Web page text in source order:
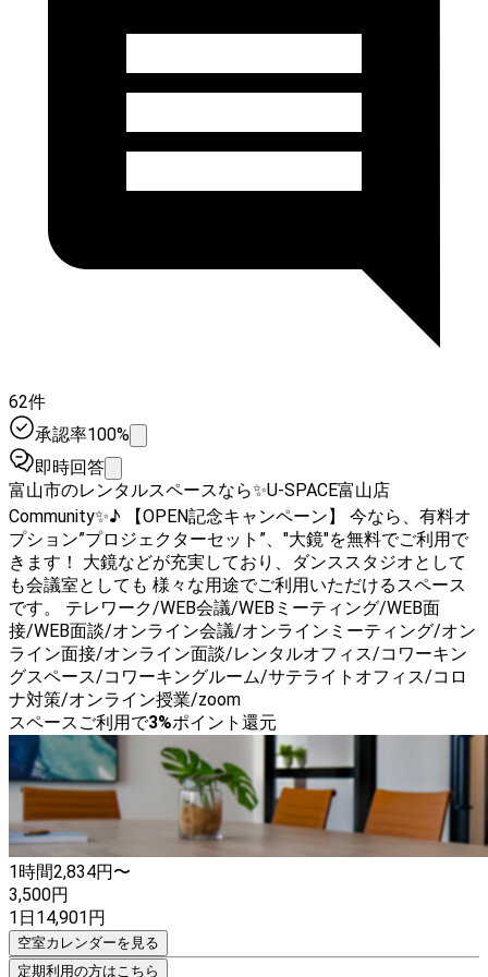
62件
承認率100%
即時回答
富山市のレンタルスペースなら✨U-SPACE富山店
Community✨♪ 【OPEN記念キャンペーン】 今なら、有料オ
プション”プロジェクターセット”、"大鏡"を無料でご利用で
きます！ 大鏡などが充実しており、ダンススタジオとして
も会議室としても 様々な用途でご利用いただけるスペース
です。 テレワーク/WEB会議/WEBミーティング/WEB面
接/WEB面談/オンライン会議/オンラインミーティング/オン
ライン面接/オンライン面談/レンタルオフィス/コワーキン
グスペース/コワーキングルーム/サテライトオフィス/コロ
ナ対策/オンライン授業/zoom
スペースご利用で3%ポイント還元
1時間2,834円〜
3,500円
1日14,901円
空室カレンダーを見る
定期利用の方はこちら